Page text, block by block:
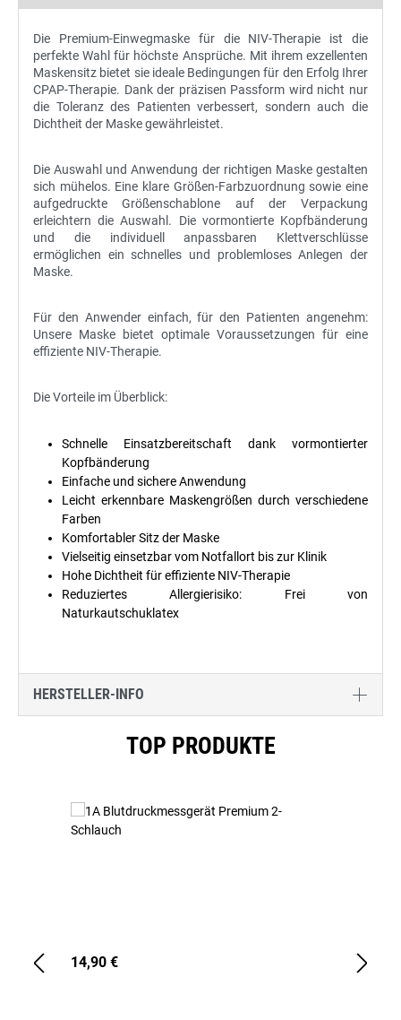
Die Premium-Einwegmaske für die NIV-Therapie ist die
perfekte Wahl für höchste Ansprüche. Mit ihrem exzellenten
Maskensitz bietet sie ideale Bedingungen für den Erfolg Ihrer
CPAP-Therapie. Dank der präzisen Passform wird nicht nur
die Toleranz des Patienten verbessert, sondern auch die
Dichtheit der Maske gewährleistet.
Die Auswahl und Anwendung der richtigen Maske gestalten
sich mühelos. Eine klare Größen-Farbzuordnung sowie eine
aufgedruckte Größenschablone auf der Verpackung
erleichtern die Auswahl. Die vormontierte Kopfbänderung
und die individuell anpassbaren Klettverschlüsse
ermöglichen ein schnelles und problemloses Anlegen der
Maske.
Für den Anwender einfach, für den Patienten angenehm:
Unsere Maske bietet optimale Voraussetzungen für eine
effiziente NIV-Therapie.
Die Vorteile im Überblick:
Schnelle Einsatzbereitschaft dank vormontierter
Kopfbänderung
Einfache und sichere Anwendung
Leicht erkennbare Maskengrößen durch verschiedene
Farben
Komfortabler Sitz der Maske
Vielseitig einsetzbar vom Notfallort bis zur Klinik
Hohe Dichtheit für effiziente NIV-Therapie
Reduziertes Allergierisiko: Frei von
Naturkautschuklatex
HERSTELLER-INFO
TOP PRODUKTE
14,90 €